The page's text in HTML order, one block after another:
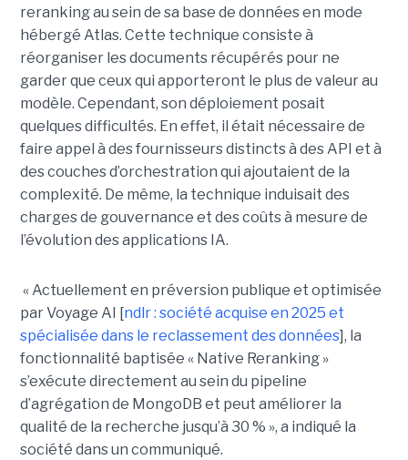
reranking au sein de sa base de données en mode
hébergé Atlas. Cette technique consiste à
réorganiser les documents récupérés pour ne
garder que ceux qui apporteront le plus de valeur au
modèle. Cependant, son déploiement posait
quelques difficultés. En effet, il était nécessaire de
faire appel à des fournisseurs distincts à des API et à
des couches d’orchestration qui ajoutaient de la
complexité. De même, la technique induisait des
charges de gouvernance et des coûts à mesure de
l’évolution des applications IA.
« Actuellement en préversion publique et optimisée
par Voyage AI [ndlr : société acquise en 2025 et
spécialisée dans le reclassement des données], la
fonctionnalité baptisée « Native Reranking »
s’exécute directement au sein du pipeline
d’agrégation de MongoDB et peut améliorer la
qualité de la recherche jusqu’à 30 % », a indiqué la
société dans un communiqué.